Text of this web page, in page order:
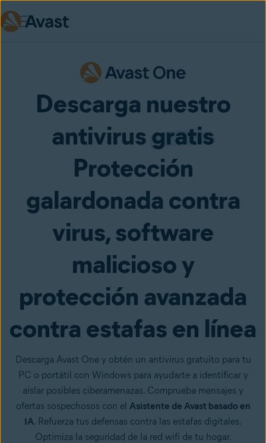
Descarga nuestro
antivirusgratis
Protección
galardonada contra
virus, software
malicioso y
protección avanzada
contra estafas en línea
Descarga Avast One y obtén un antivirus gratuito para tu
PC o portátil con Windows para ayudarte a identificar y
aislar posibles ciberamenazas. Comprueba mensajes y
ofertas sospechosos con el Asistente de Avast basado en
IA. Refuerza tus defensas contra las estafas digitales.
Optimiza la seguridad de la red wifi de tu hogar.